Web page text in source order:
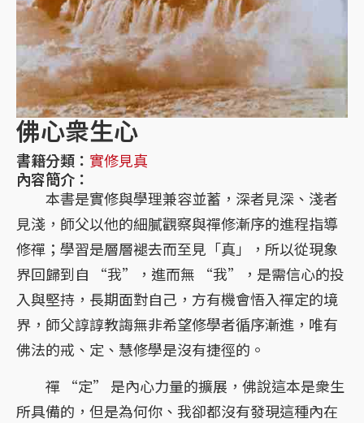
佛心衆生心
書籍分類： 實修見真
內容簡介：
本書是實修與學理兼容並蓄，深者見深、淺者
見淺，師父以他的細膩觀察與禪修漸序的進程指導
修禪；學習是層層褪去而至見「真」，所以從現象
界回歸到自 “我”，進而無 “我”，是需信心的投
入與堅持，長期面對自己，方有機會悟入禪定的境
界，師父諄諄教誨無非希望修學者循序漸進，唯有
佛法的戒、定、慧修學是沒有捷徑的。
禪 “定” 是內心力量的擴展，佛說這本是衆生
所具備的，但是為何你、我卻都沒有發現這種內在